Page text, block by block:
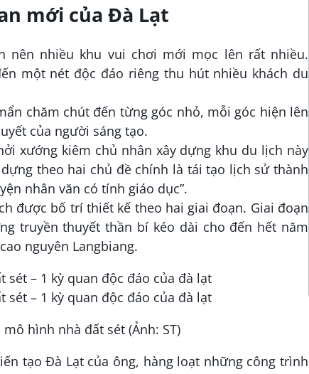
mới của Đà Lạt
nên nhiều khu vui chơi mới mọc lên rất nhiều.
một nét độc đáo riêng thu hút nhiều khách du
chăm chút đến từng góc nhỏ, mỗi góc hiện lên
của người sáng tạo.
xướng kiêm chủ nhân xây dựng khu du lịch này
theo hai chủ đề chính là tái tạo lịch sử thành
nhân văn có tính giáo dục”.
được bố trí thiết kế theo hai giai đoạn. Giai đoạn
truyền thuyết thần bí kéo dài cho đến hết năm
nguyên Langbiang.
hình nhà đất sét (Ảnh: ST)
tạo Đà Lạt của ông, hàng loạt những công trình